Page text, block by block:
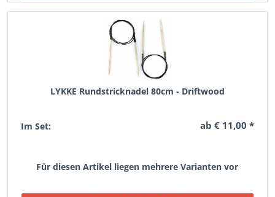
LYKKE Rundstricknadel 80cm - Driftwood
Im Set: ab € 11,00 *
Für diesen Artikel liegen mehrere Varianten vor